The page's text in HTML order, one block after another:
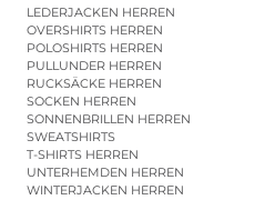
LEDERJACKEN HERREN
OVERSHIRTS HERREN
POLOSHIRTS HERREN
PULLUNDER HERREN
RUCKSÄCKE HERREN
SOCKEN HERREN
SONNENBRILLEN HERREN
SWEATSHIRTS
T-SHIRTS HERREN
UNTERHEMDEN HERREN
WINTERJACKEN HERREN